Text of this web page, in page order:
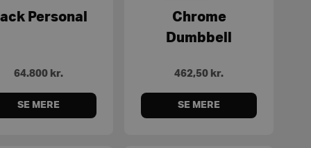
Personal
64.800 kr.
SE MERE
Chrome
Dumbbell
462,50 kr.
SE MERE